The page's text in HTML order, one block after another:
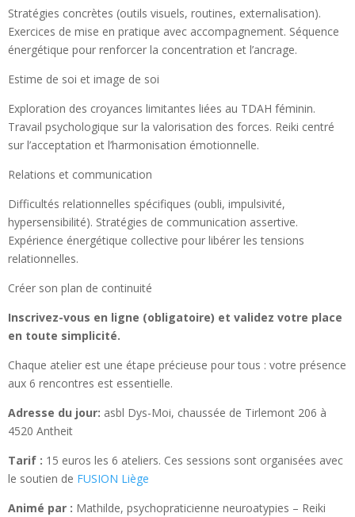
Stratégies concrètes (outils visuels, routines, externalisation).
Exercices de mise en pratique avec accompagnement. Séquence
énergétique pour renforcer la concentration et l’ancrage.
Estime de soi et image de soi
Exploration des croyances limitantes liées au TDAH féminin.
Travail psychologique sur la valorisation des forces. Reiki centré
sur l’acceptation et l’harmonisation émotionnelle.
Relations et communication
Difficultés relationnelles spécifiques (oubli, impulsivité,
hypersensibilité). Stratégies de communication assertive.
Expérience énergétique collective pour libérer les tensions
relationnelles.
Créer son plan de continuité
Inscrivez-vous en ligne (obligatoire) et validez votre place
en toute simplicité.
Chaque atelier est une étape précieuse pour tous : votre présence
aux 6 rencontres est essentielle.
Adresse du jour: asbl Dys-Moi, chaussée de Tirlemont 206 à
4520 Antheit
Tarif : 15 euros les 6 ateliers. Ces sessions sont organisées avec
le soutien de FUSION Liège
Animé par : Mathilde, psychopraticienne neuroatypies – Reiki